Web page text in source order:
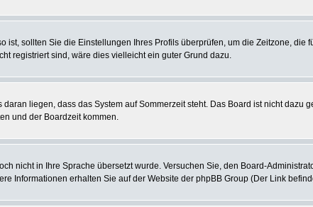
sollten Sie die Einstellungen Ihres Profils überprüfen, um die Zeitzone, die
registriert sind, wäre dies vielleicht ein guter Grund dazu.
liegen, dass das System auf Sommerzeit steht. Das Board ist nicht dazu
und der Boardzeit kommen.
nicht in Ihre Sprache übersetzt wurde. Versuchen Sie, den Board-
Informationen erhalten Sie auf der Website der phpBB Group (Der Link